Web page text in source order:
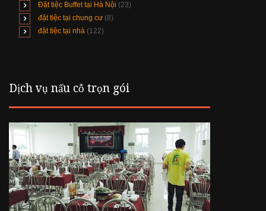
Đặt tiệc Buffet tại Hà Nội (23)
đặt tiệc tại chung cư (8)
đặt tiệc tại nhà (122)
Dịch vụ nấu cỗ trọn gói